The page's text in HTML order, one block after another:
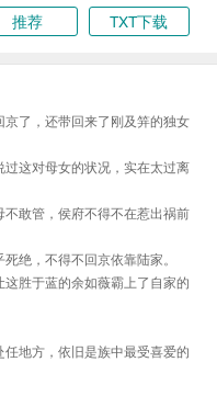
推荐 TXT下载
了，还带回来了刚及笄的独女
这对母女的状况，实在太过离
敢管，侯府不得不在惹出祸前
绝，不得不回京依靠陆家。
胜于蓝的余如薇霸上了自家的
地方，依旧是族中最受喜爱的